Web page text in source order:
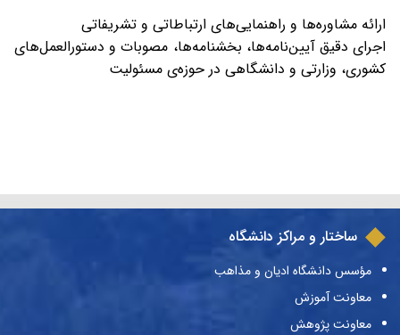
‌ارائه مشاوره‌ها و راهنمایی‌های ارتباطاتی و تشریفاتی
اجرای دقیق آیین‌نامه‌ها، بخشنامه‌ها، مصوبات و دستورالعمل‌های
کشوری، وزارتی و دانشگاهی در حوزه‌ی مسئولیت
ساختار و مراکز دانشگاه
مؤسس دانشگاه ادیان و مذاهب
معاونت آموزش
معاونت پژوهش